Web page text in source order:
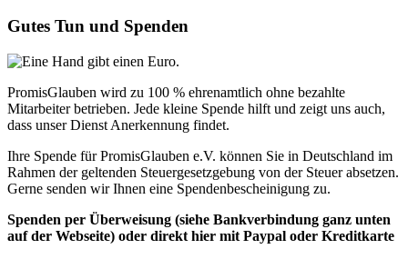
Gutes Tun und Spenden
PromisGlauben wird zu 100 % ehrenamtlich ohne bezahlte
Mitarbeiter betrieben. Jede kleine Spende hilft und zeigt uns auch,
dass unser Dienst Anerkennung findet.
Ihre Spende für PromisGlauben e.V. können Sie in Deutschland im
Rahmen der geltenden Steuergesetzgebung von der Steuer absetzen.
Gerne senden wir Ihnen eine Spendenbescheinigung zu.
Spenden per Überweisung (siehe Bankverbindung ganz unten
auf der Webseite) oder direkt hier mit Paypal oder Kreditkarte